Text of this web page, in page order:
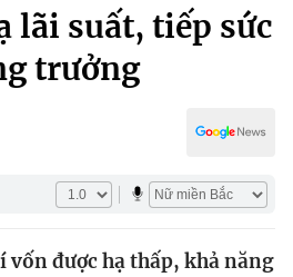
lãi suất, tiếp sức
trưởng
được hạ thấp, khả năng